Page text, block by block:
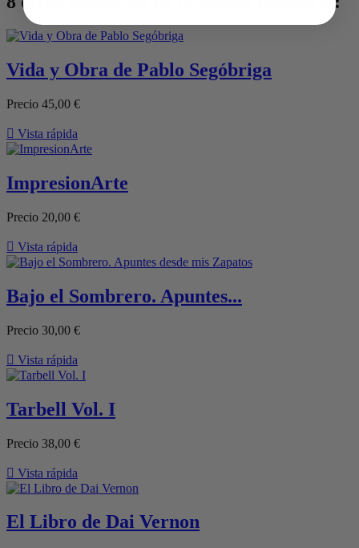
Vida y Obra de Pablo Segóbriga
Precio 45,00 €
 Vista rápida
ImpresionArte
Precio 20,00 €
 Vista rápida
Bajo el Sombrero. Apuntes...
Precio 30,00 €
 Vista rápida
Tarbell Vol. I
Precio 38,00 €
 Vista rápida
El Libro de Dai Vernon